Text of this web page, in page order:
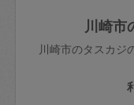
依頼者不
金額の
※例：依
きた場合
ご注意く
玉、など
あわせて
はありま
川崎市
川崎市のタスカジ